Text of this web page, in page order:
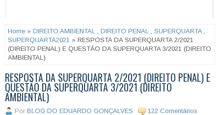
Home » DIREITO AMBIENTAL DIREITO PENAL SUPERQUARTA
SUPERQUARTA2021 » RESPOSTA DA SUPERQUARTA 2/2021
(DIREITO PENAL) E QUESTÃO DA SUPERQUARTA 3/2021 (DIREITO
AMBIENTAL)
RESPOSTA DA SUPERQUARTA 2/2021 (DIREITO PENAL) E
QUESTÃO DA SUPERQUARTA 3/2021 (DIREITO
AMBIENTAL)
Por BLOG DO EDUARDO GONÇALVES 122 Comentários